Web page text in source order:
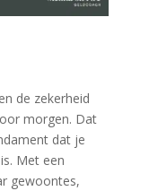
de zekerheid
morgen. Dat
dat je
Met een
gewoontes,